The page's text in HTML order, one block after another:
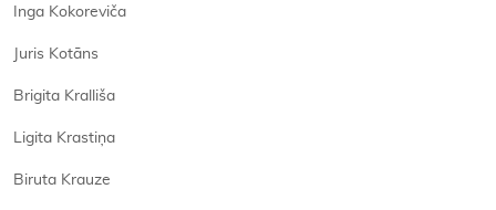
Inga Kokoreviča
Juris Kotāns
Brigita Kralliša
Ligita Krastiņa
Biruta Krauze